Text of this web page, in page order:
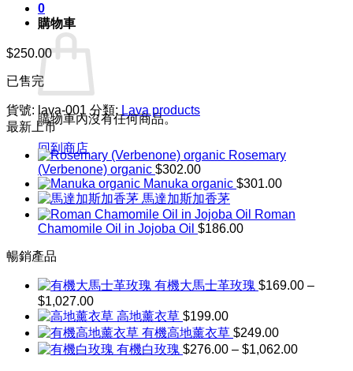
0
購物車
購物車內沒有任何商品。
回到商店
$250.00
已售完
貨號: lava-001 分類: Lava products
最新上市
Rosemary
(Verbenone) organic $302.00
Manuka organic $301.00
馬達加斯加香茅
Roman
Chamomile Oil in Jojoba Oil $186.00
暢銷產品
有機大馬士革玫瑰 $169.00 –
$1,027.00價
格
範
圍：
高地薰衣草 $199.00
有機高地薰衣草 $249.00
有機白玫瑰 $276.00 – $1,062.00價